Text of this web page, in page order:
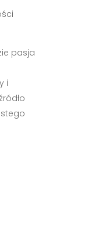
pasja
i